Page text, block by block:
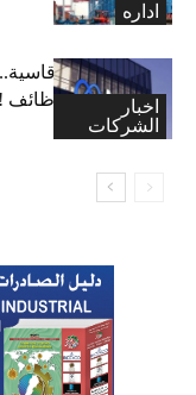
اداره
اخبار
الشركات
“ميتا”: قرارات
وتجميد آلاف الوظائف !